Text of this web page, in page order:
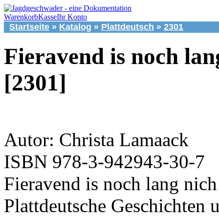
WarenkorbKasseIhr Konto
Startseite » Katalog » Plattdeutsch » 2301
Fieravend is noch
[2301]
Autor: Christa Lamaack
ISBN 978-3-942943-30-7
Fieravend is noch lang nich
Plattdeutsche Geschichten